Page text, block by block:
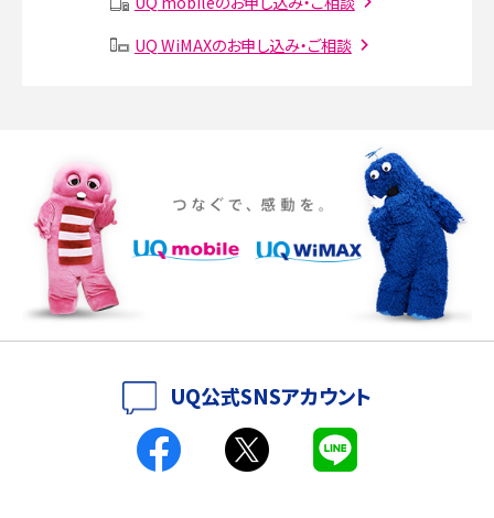
SMSとは？料金やできること、注意点や届かない時の対処法を解説
iPhone 16eとiPhone SE（第3世代）の違いは？サイズやスペックを比較して解説
iPhone 16eとiPhone 14を徹底比較！スペック・機能の違いをわかりやすく紹介
iPhone 16シリーズのモデルを比較！価格・サイズ・カメラ性能の違いを徹底解説
iPhone 16とiPhone 15の違いは？カメラ・スペック・機能を徹底比較
スマホが高い理由は？購入費用を抑える方法や端末を選ぶ時の注意点を解説！
UQ WiMAXのお申し込み・ご相談
UQ公式SNSアカウント